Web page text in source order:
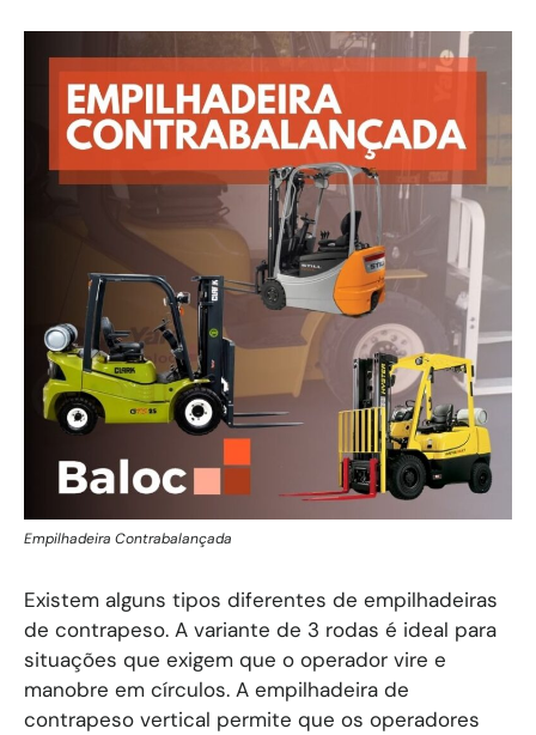
Empilhadeira Contrabalançada
Existem alguns tipos diferentes de empilhadeiras
de contrapeso. A variante de 3 rodas é ideal para
situações que exigem que o operador vire e
manobre em círculos. A empilhadeira de
contrapeso vertical permite que os operadores